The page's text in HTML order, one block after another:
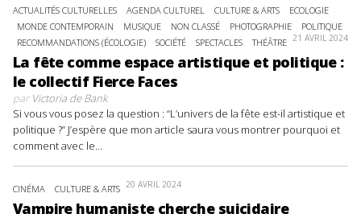
ACTUALITÉS CULTURELLES AGENDA CULTUREL CULTURE & ARTS
ECOLOGIE
MONDE CONTEMPORAIN
MUSIQUE NON CLASSÉ PHOTOGRAPHIE
POLITIQUE
RECOMMANDATIONS (ÉCOLOGIE)
SOCIÉTÉ SPECTACLES THÉÂTRE 21 AVRIL 2024
La fête comme espace artistique et politique :
le collectif Fierce Faces
parVictoria de Bank
Si vous vous posez la question : “L’univers de la fête est-il artistique et
politique ?” J’espère que mon article saura vous montrer pourquoi et
comment avec le...
CINÉMA CULTURE & ARTS 20 AVRIL 2024
Vampire humaniste cherche suicidaire